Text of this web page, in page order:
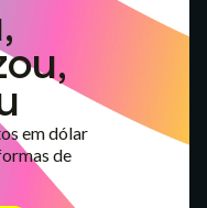
em dólar
de